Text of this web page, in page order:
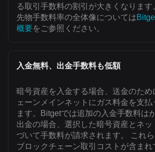
る取引手数料の割引が大きくなりま
先物手数料率の全体像については
概要をご参照ください。
入金無料、出金手数料も低額
暗号資産を入金する場合、送金のため
ェーンメインネットにガス料金を支払
ます。Bitgetでは追加の入金手数料は
出金の場合、選択した暗号資産とネッ
づいて手数料が請求されます。 これ
ブロックチェーン取引コストが含まれ